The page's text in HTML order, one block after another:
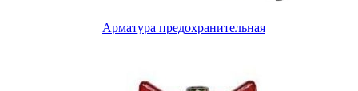
Арматура предохранительная